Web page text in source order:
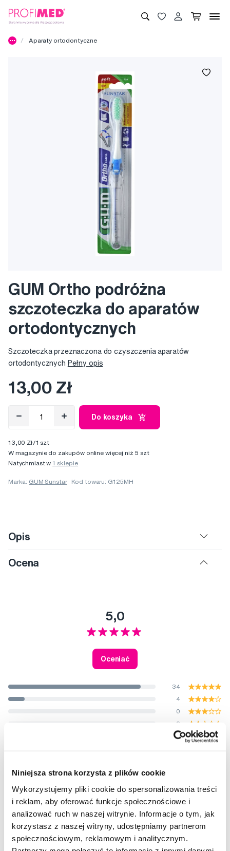
Niniejsza strona korzysta z plików cookie
Wykorzystujemy pliki cookie do spersonalizowania treści
i reklam, aby oferować funkcje społecznościowe i
analizować ruch w naszej witrynie. Informacje o tym, jak
korzystasz z naszej witryny, udostępniamy partnerom
społecznościowym, reklamowym i analitycznym.
Aparaty ortodontyczne
GUM Ortho podróżna
szczoteczka do aparatów
ortodontycznych
Szczoteczka przeznaczona do czyszczenia aparatów
ortodontycznych Pełny opis
13,00 Zł
Do koszyka
13,00 Zł/1 szt
W magazynie do zakupów online więcej niż 5 szt
Natychmiast w1 sklepie
Marka: GUM Sunstar Kod towaru: G125MH
Opis
Ocena
5,0
Oceniać
34
4
0
0
0
Ocenione przez 38 użytkowników.
Twoja ocena
Polecam gorąco!!!
— 4. 5. 2021 Sprawdzone opinie ?